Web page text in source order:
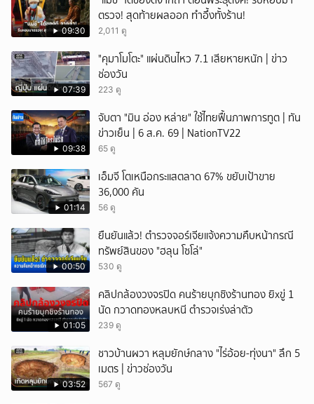
09:30
ตรวจ! สุดท้ายผลออก ทำอึ้งทั้งร้าน!
2,011 ดู
07:39
"คุมาโมโตะ" แผ่นดินไหว 7.1 เสียหายหนัก | ข่าว
ช่องวัน
223 ดู
09:38
จับตา "มิน อ่อง หล่าย" ใช้ไทยฟื้นภาพการทูต | ทัน
ข่าวเย็น | 6 ส.ค. 69 | NationTV22
65 ดู
01:14
เอ็มจี โตเหนือกระแสตลาด 67% ขยับเป้าขาย
36,000 คัน
56 ดู
00:50
ยืนยันแล้ว! ตำรวจจอร์เจียแจ้งความคืบหน้ากรณี
ทรัพย์สินของ "ฮลุน โซโล่"
530 ดู
01:05
คลิปกล้องวงจรปิด คนร้ายบุกชิงร้านทอง ยิxขู่ 1
นัด กวาดทองหลบหนี ตำรวจเร่งล่าตัว
239 ดู
03:52
ชาวบ้านผวา หลุมยักษ์กลาง "ไร่อ้อย-ทุ่งนา" ลึก 5
เมตร | ข่าวช่องวัน
567 ดู